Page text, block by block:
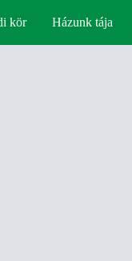
kör Házunk tája